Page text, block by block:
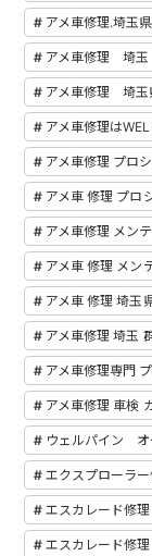
アメ車修理.埼玉
アメ車修理 埼
アメ車修理 埼玉
アメ車修理は
アメ車修理 プロ
アメ車 修理 プロ
アメ車修理 メン
アメ車 修理 メン
アメ車 修理 埼玉
アメ車修理 埼玉
アメ車修理専門
アメ車修理 車検
ウェルパイン オ
エクスプローラ
エスカレード修理
エスカレード修